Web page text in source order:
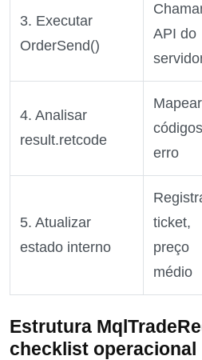
3. Executar
OrderSend()
API do
4. Analisar
result.retcode
Mapear
erro
5. Atualizar
estado interno
ticket,
preço
médio
Estrutura
checklist operacional